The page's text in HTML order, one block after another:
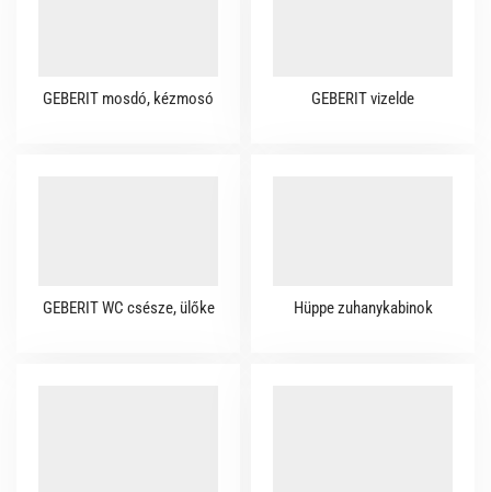
GEBERIT mosdó, kézmosó GEBERIT vizelde
GEBERIT WC csésze, ülőke Hüppe zuhanykabinok